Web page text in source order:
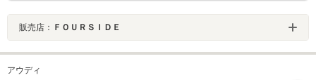
販売店： ＦＯＵＲＳＩＤＥ
アウディ